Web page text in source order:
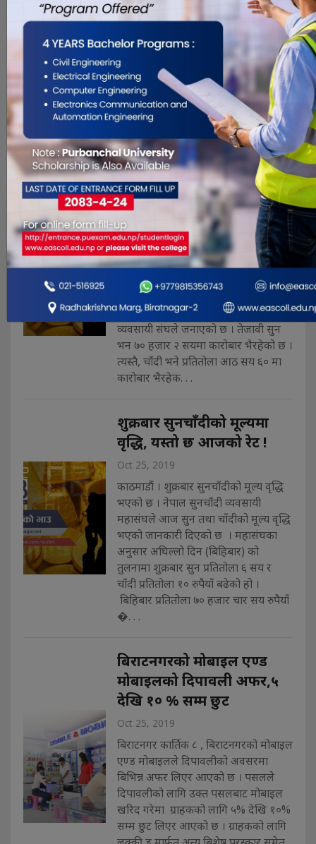
काठमाडौं : नेपाली बजारमा सुनको मूल्यमा
सामान्य गिरावट आएको छ। आइतबार
तोलाको ७१ हजार २ सय रुपैयाँमा कारोबार
भएको सुन सोमबार २ सयले घटेर ७१ हजार
रुपैयाँमा कारोबार भइरहेको नेपाल सुन चाँदी
महासंघले जनाएको छ। यस्तै आज तेजावी
सुन तोलाको ७० हजार ७ सय रुपैयाँमा
कारोबार भइरहेको छ। चाँदीको मूल्य भने
स्थिर छ। च�. . .
आजको सुनचाँदीको भाउ यस्तो
छ
Oct 31, 2019
कार्तिक १४ गते । तिहार सकिएसँगै
छापावाला सुन प्रतितोला ७० हजार
पाँचसयमा कारोबार भैरहेको छ । बिहिवार
छापावाला सुन प्रतितोला ७० हजार
पाँचसयमा कारोबार भैरहेको नेपाल सुनचाँदी
व्यवसायी संघले जनाएको छ । तेजावी सुन
भन ७० हजार २ सयमा कारोबार भैरहेको छ ।
त्यस्तै, चाँदी भने प्रतितोला आठ सय ६० मा
कारोबार भैरहेक. . .
शुक्रबार सुनचाँदीको मूल्यमा
वृद्धि, यस्तो छ आजको रेट !
Oct 25, 2019
काठमाडौं । शुक्रबार सुनचाँदीको मूल्य वृद्धि
भएको छ । नेपाल सुनचाँदी व्यवसायी
महासंघले आज सुन तथा चाँदीको मूल्य वृद्धि
भएको जानकारी दिएको छ । महासंघका
अनुसार अघिल्लो दिन (बिहिबार) को
तुलनामा शुक्रबार सुन प्रतितोला ६ सय र
चाँदी प्रतितोला १० रुपैयाँ बढेको हो ।
बिहिबार प्रतितोला ७० हजार चार सय रुपैयाँ
�. . .
बिराटनगरको मोबाइल एण्ड
मोबाइलको दिपावली अफर,५
देखि १० % सम्म छुट
Oct 25, 2019
बिराटनगर कार्तिक ८ , बिराटनगरको मोबाइल
एण्ड मोबाइलले दिपावलीको अवसरमा
बिभिन्न अफर लिएर आएको छ । पसलले
दिपावलीको लागि उक्त पसलबाट मोबाइल
खरिद गरेमा ग्राहकको लागि ५% देखि १०%
सम्म छुट लिएर आएको छ । ग्राहकको लागि